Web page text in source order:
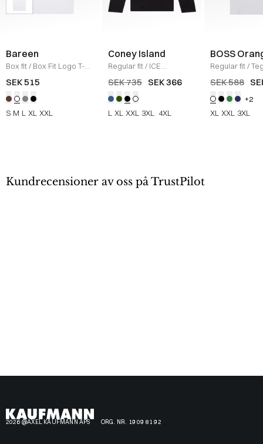
Bareen
Box fit/ Box Fit Logo T-
shirt /WHITE
SEK 515
S M L XL XXL
Coney Island
Regular fit/ ICE
Sweatshirt
/BLACK
SEK 735 SEK 366
L XL XXL 3XL 4XL
BOSS
Regular fit/
Shirt /HVID
SEK 588
+2
XL XXL 3XL
Kundrecensioner av oss på TrustPilot
2026 @AXEL KAUFMANN APS ORG. NR. 19 09 81 92